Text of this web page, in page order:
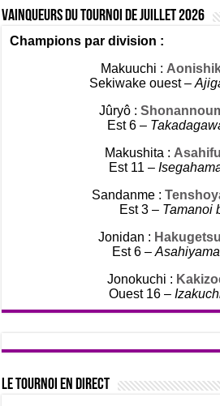
Vainqueurs du tournoi de Juillet 2026
Champions par division :
Makuuchi :
Sekiwake ouest –
Jûryô :
Est 6 –
Makushita :
Est 11 –
Sandanme :
Est 3 – Tamanoi
Jonidan :
Est 6 –
Jonokuchi :
Ouest 16 –
Le tournoi en direct